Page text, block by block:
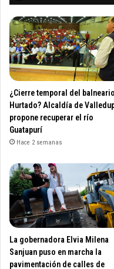
¿Cierre temporal del balneario
Hurtado? Alcaldía de
propone recuperar el río
Guatapurí
Hace 2 semanas
La gobernadora Elvia Milena
Sanjuan puso en marcha la
pavimentación de calles de